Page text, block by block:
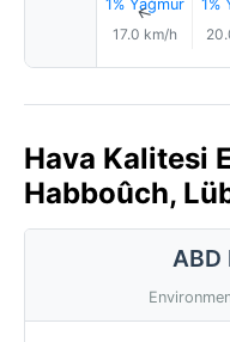
1% Yağmur
↑
17.0 km/h
1%
Hava Kalitesi
Habboûch,
ABD